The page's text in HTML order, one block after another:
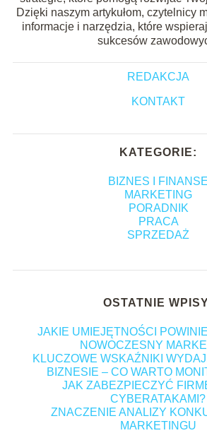
Dzięki naszym artykułom, czytelnicy
informacje i narzędzia, które
sukcesów
REDAKCJA
KONTAKT
KATEGORIE:
BIZNES I FINANSE
MARKETING
PORADNIK
PRACA
SPRZEDAŻ
OSTATNIE
JAKIE UMIEJĘTNOŚCI
NOWOCZESNY
KLUCZOWE WSKAŹNIKI
BIZNESIE – CO WARTO
JAK ZABEZPIECZYĆ
CYBERATAKAMI?
ZNACZENIE ANALIZY
MARKETINGU